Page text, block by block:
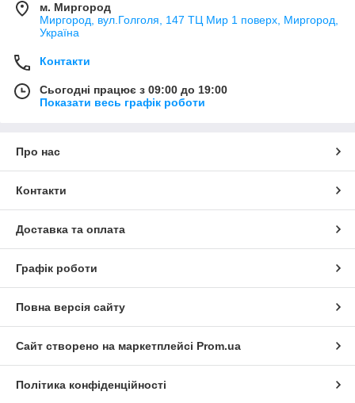
м. Миргород
Миргород, вул.Голголя, 147 ТЦ Мир 1 поверх, Миргород,
Україна
Контакти
Сьогодні працює з 09:00 до 19:00
Показати весь графік роботи
Про нас
Контакти
Доставка та оплата
Графік роботи
Повна версія сайту
Сайт створено на маркетплейсі Prom.ua
Політика конфіденційності